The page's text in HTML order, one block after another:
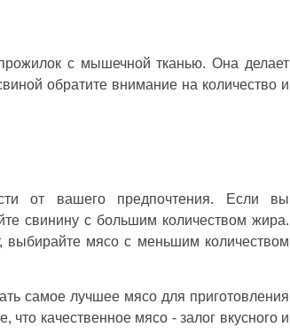
с мышечной тканью. Она делает
обратите внимание на количество и
от вашего предпочтения. Если вы
свинину с большим количеством жира.
мясо с меньшим количеством
самое лучшее мясо для приготовления
что качественное мясо - залог вкусного и